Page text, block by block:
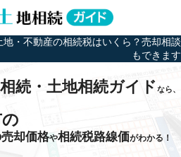
地・不動産の相続税はいくら？売却相談
もできます
続・土地相続ガイドなら、
却価格や相続税路線価がわかる！